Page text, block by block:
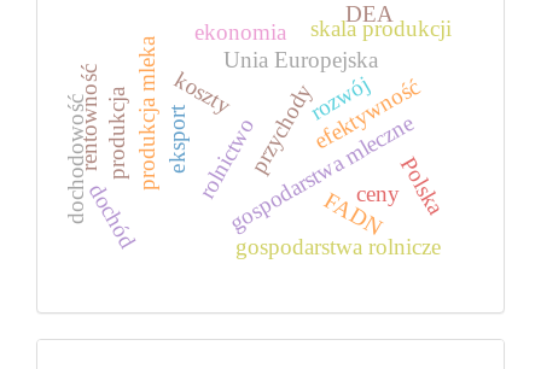
rolnictwo efektywność
produkcja mleka gospodarstwa mlecznePolska
Unia Europejska
ekonomia
ceny
FADN
koszty
dochód
produkcja
skala produkcji
przychody
eksport
gospodarstwa rolnicze
rozwój
rentowność
dochodowość
DEA